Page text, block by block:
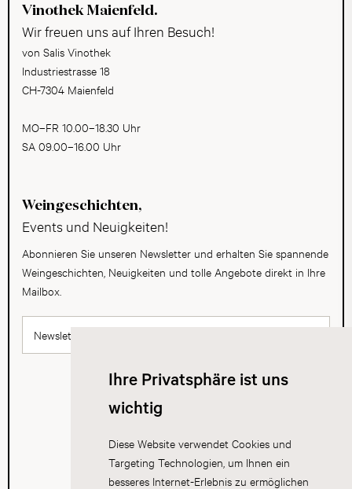
Ihre Privatsphäre ist uns
wichtig
Diese Website verwendet Cookies und
Targeting Technologien, um Ihnen ein
besseres Internet-Erlebnis zu ermöglichen
Vinothek Maienfeld.
Wir freuen uns auf Ihren Besuch!
von Salis Vinothek
Industriestrasse 18
CH-7304 Maienfeld
MO–FR 10.00–18.30 Uhr
SA 09.00–16.00 Uhr
Weingeschichten,
Events und Neuigkeiten!
Abonnieren Sie unseren Newsletter und erhalten Sie spannende
Weingeschichten, Neuigkeiten und tolle Angebote direkt in Ihre
Mailbox.
Newsletter abonnieren